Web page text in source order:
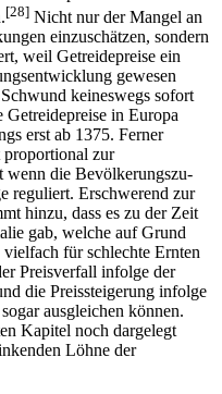
[28] Nicht nur der Mangel an
einzuschätzen, sondern
weil Getreidepreise ein
gewesen
keineswegs sofort
in Europa
erst ab 1375. Ferner
proportional zur
wenn die Bevölkerungszu-
reguliert. Erschwerend zur
hinzu, dass es zu der Zeit
gab, welche auf Grund
für schlechte Ernten
Preisverfall infolge der
die Preissteigerung infolge
ausgleichen können.
Kapitel noch dargelegt
Löhne der